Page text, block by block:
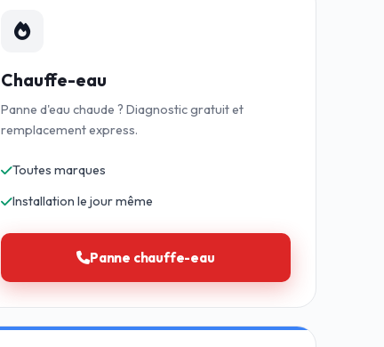
Chauffe-eau
Panne d'eau chaude ? Diagnostic gratuit et
remplacement express.
Toutes marques
Installation le jour même
Panne chauffe-eau